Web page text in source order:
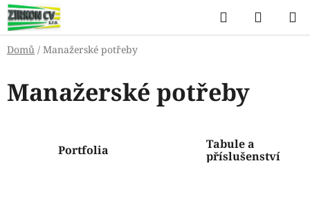
Přejít
na
obsah
Hledat
KOŠÍK
Domů / Manažerské potřeby
Manažerské potřeby
Portfolia
Tabule a
příslušenství